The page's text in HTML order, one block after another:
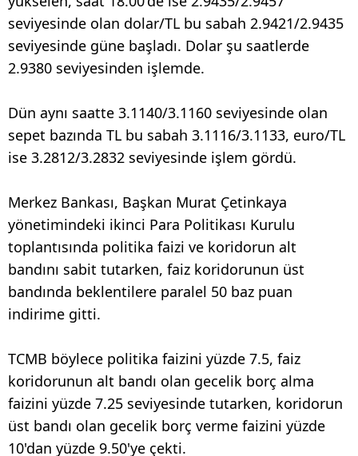
seviyesinde olan dolar/TL bu sabah 2.9421/2.9435
seviyesinde güne başladı. Dolar şu saatlerde
2.9380 seviyesinden işlemde.
Dün aynı saatte 3.1140/3.1160 seviyesinde olan
sepet bazında TL bu sabah 3.1116/3.1133, euro/TL
ise 3.2812/3.2832 seviyesinde işlem gördü.
Merkez Bankası, Başkan Murat Çetinkaya
yönetimindeki ikinci Para Politikası Kurulu
toplantısında politika faizi ve koridorun alt
bandını sabit tutarken, faiz koridorunun üst
bandında beklentilere paralel 50 baz puan
indirime gitti.
TCMB böylece politika faizini yüzde 7.5, faiz
koridorunun alt bandı olan gecelik borç alma
faizini yüzde 7.25 seviyesinde tutarken, koridorun
üst bandı olan gecelik borç verme faizini yüzde
10'dan yüzde 9.50'ye çekti.